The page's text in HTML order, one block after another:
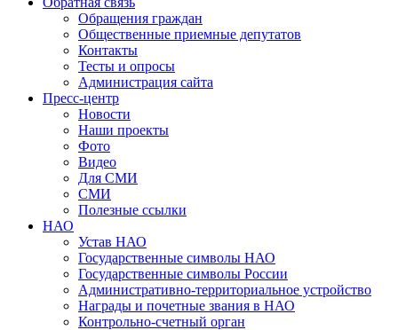
Обращения граждан
Общественные приемные депутатов
Контакты
Тесты и опросы
Администрация сайта
Пресс-центр
Новости
Наши проекты
Фото
Видео
Для СМИ
СМИ
Полезные ссылки
НАО
Устав НАО
Государственные символы НАО
Государственные символы России
Административно-территориальное устройство
Награды и почетные звания в НАО
Контрольно-счетный орган